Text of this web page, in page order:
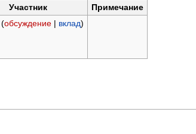
Участник
Примечание
(обсуждение| вклад)